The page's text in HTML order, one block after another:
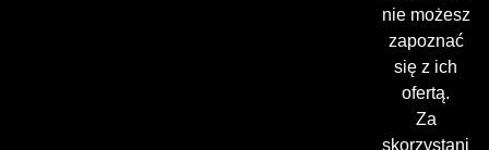
nie możesz
zapoznać
się z ich
ofertą.
Za
skorzystani